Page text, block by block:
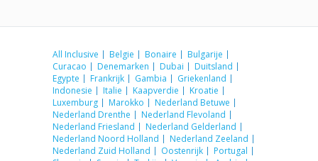
All Inclusive Belgie Bonaire
Bulgarije
Curacao
Denemarken Dubai
Duitsland
Egypte
Frankrijk Gambia
Griekenland
Indonesie
Italie Kaapverdie
Kroatie
Luxemburg
Marokko
Nederland Betuwe
Nederland Drenthe
Nederland Flevoland
Nederland Friesland
Nederland Gelderland
Nederland Noord Holland
Nederland Zeeland
Nederland Zuid Holland
Oostenrijk
Portugal